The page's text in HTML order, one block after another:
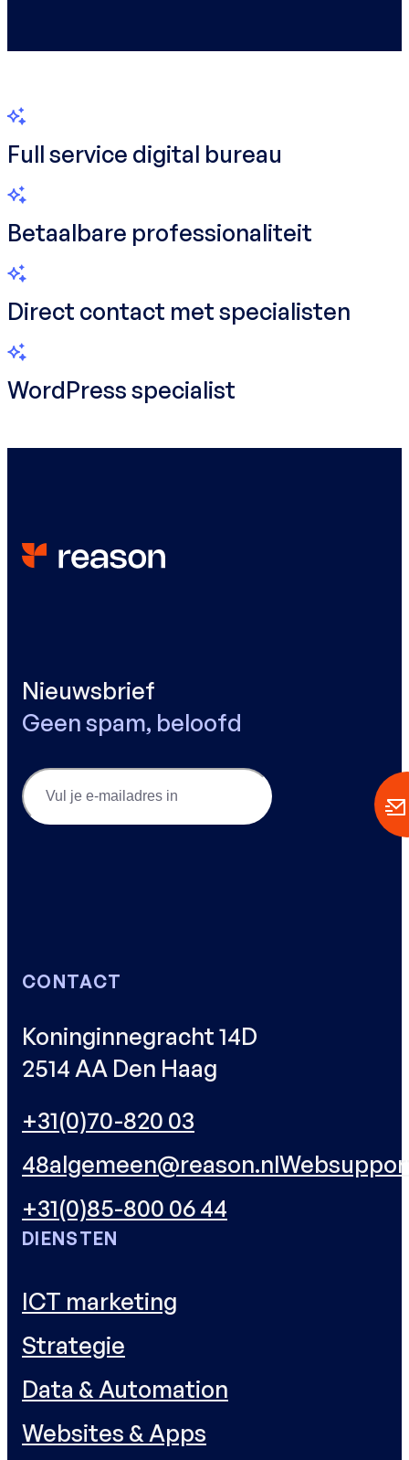
Full service digital bureau
Betaalbare professionaliteit
Direct contact met specialisten
WordPress specialist
Nieuwsbrief
Geen spam, beloofd
Email
CONTACT
Koninginnegracht 14D
2514 AA Den Haag
+31(0)70-820 03
48algemeen@reason.nl
+31(0)85-800 06 44
DIENSTEN
ICT marketing
Strategie
Data & Automation
Websites & Apps